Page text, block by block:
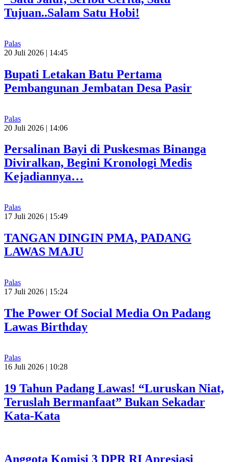
Tujuan..Salam Satu Hobi!
Palas
20 Juli 2026 | 14:45
Bupati Letakan Batu Pertama
Pembangunan Jembatan Desa Pasir
Palas
20 Juli 2026 | 14:06
Persalinan Bayi di Puskesmas Binanga
Diviralkan, Begini Kronologi Medis
Kejadiannya…
Palas
17 Juli 2026 | 15:49
TANGAN DINGIN PMA, PADANG
LAWAS MAJU
Palas
17 Juli 2026 | 15:24
The Power Of Social Media On Padang
Lawas Birthday
Palas
16 Juli 2026 | 10:28
19 Tahun Padang Lawas! “Luruskan Niat,
Teruslah Bermanfaat” Bukan Sekadar
Kata-Kata
Anggota Komisi 3 DPR RI Apresiasi